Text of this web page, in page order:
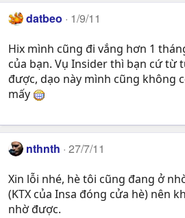
datbeo 1/9/11
Hix mình cũng đi vắng hơn 1
của bạn. Vụ Insider thì bạn cứ từ
được, dạo này mình cũng không
mấy
nthnth 27/7/11
Xin lỗi nhé, hè tôi cũng đang ở
(KTX của Insa đóng cửa hè) nên
nhờ được.